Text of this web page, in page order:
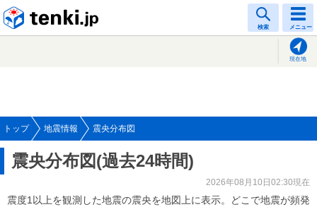
検索 メニュー
現在地
トップ 地震情報 震央分布図
震央分布図(過去24時間)
2026年08月10日02:30現在
震度1以上を観測した地震の震央を地図上に表示。どこで地震が頻発